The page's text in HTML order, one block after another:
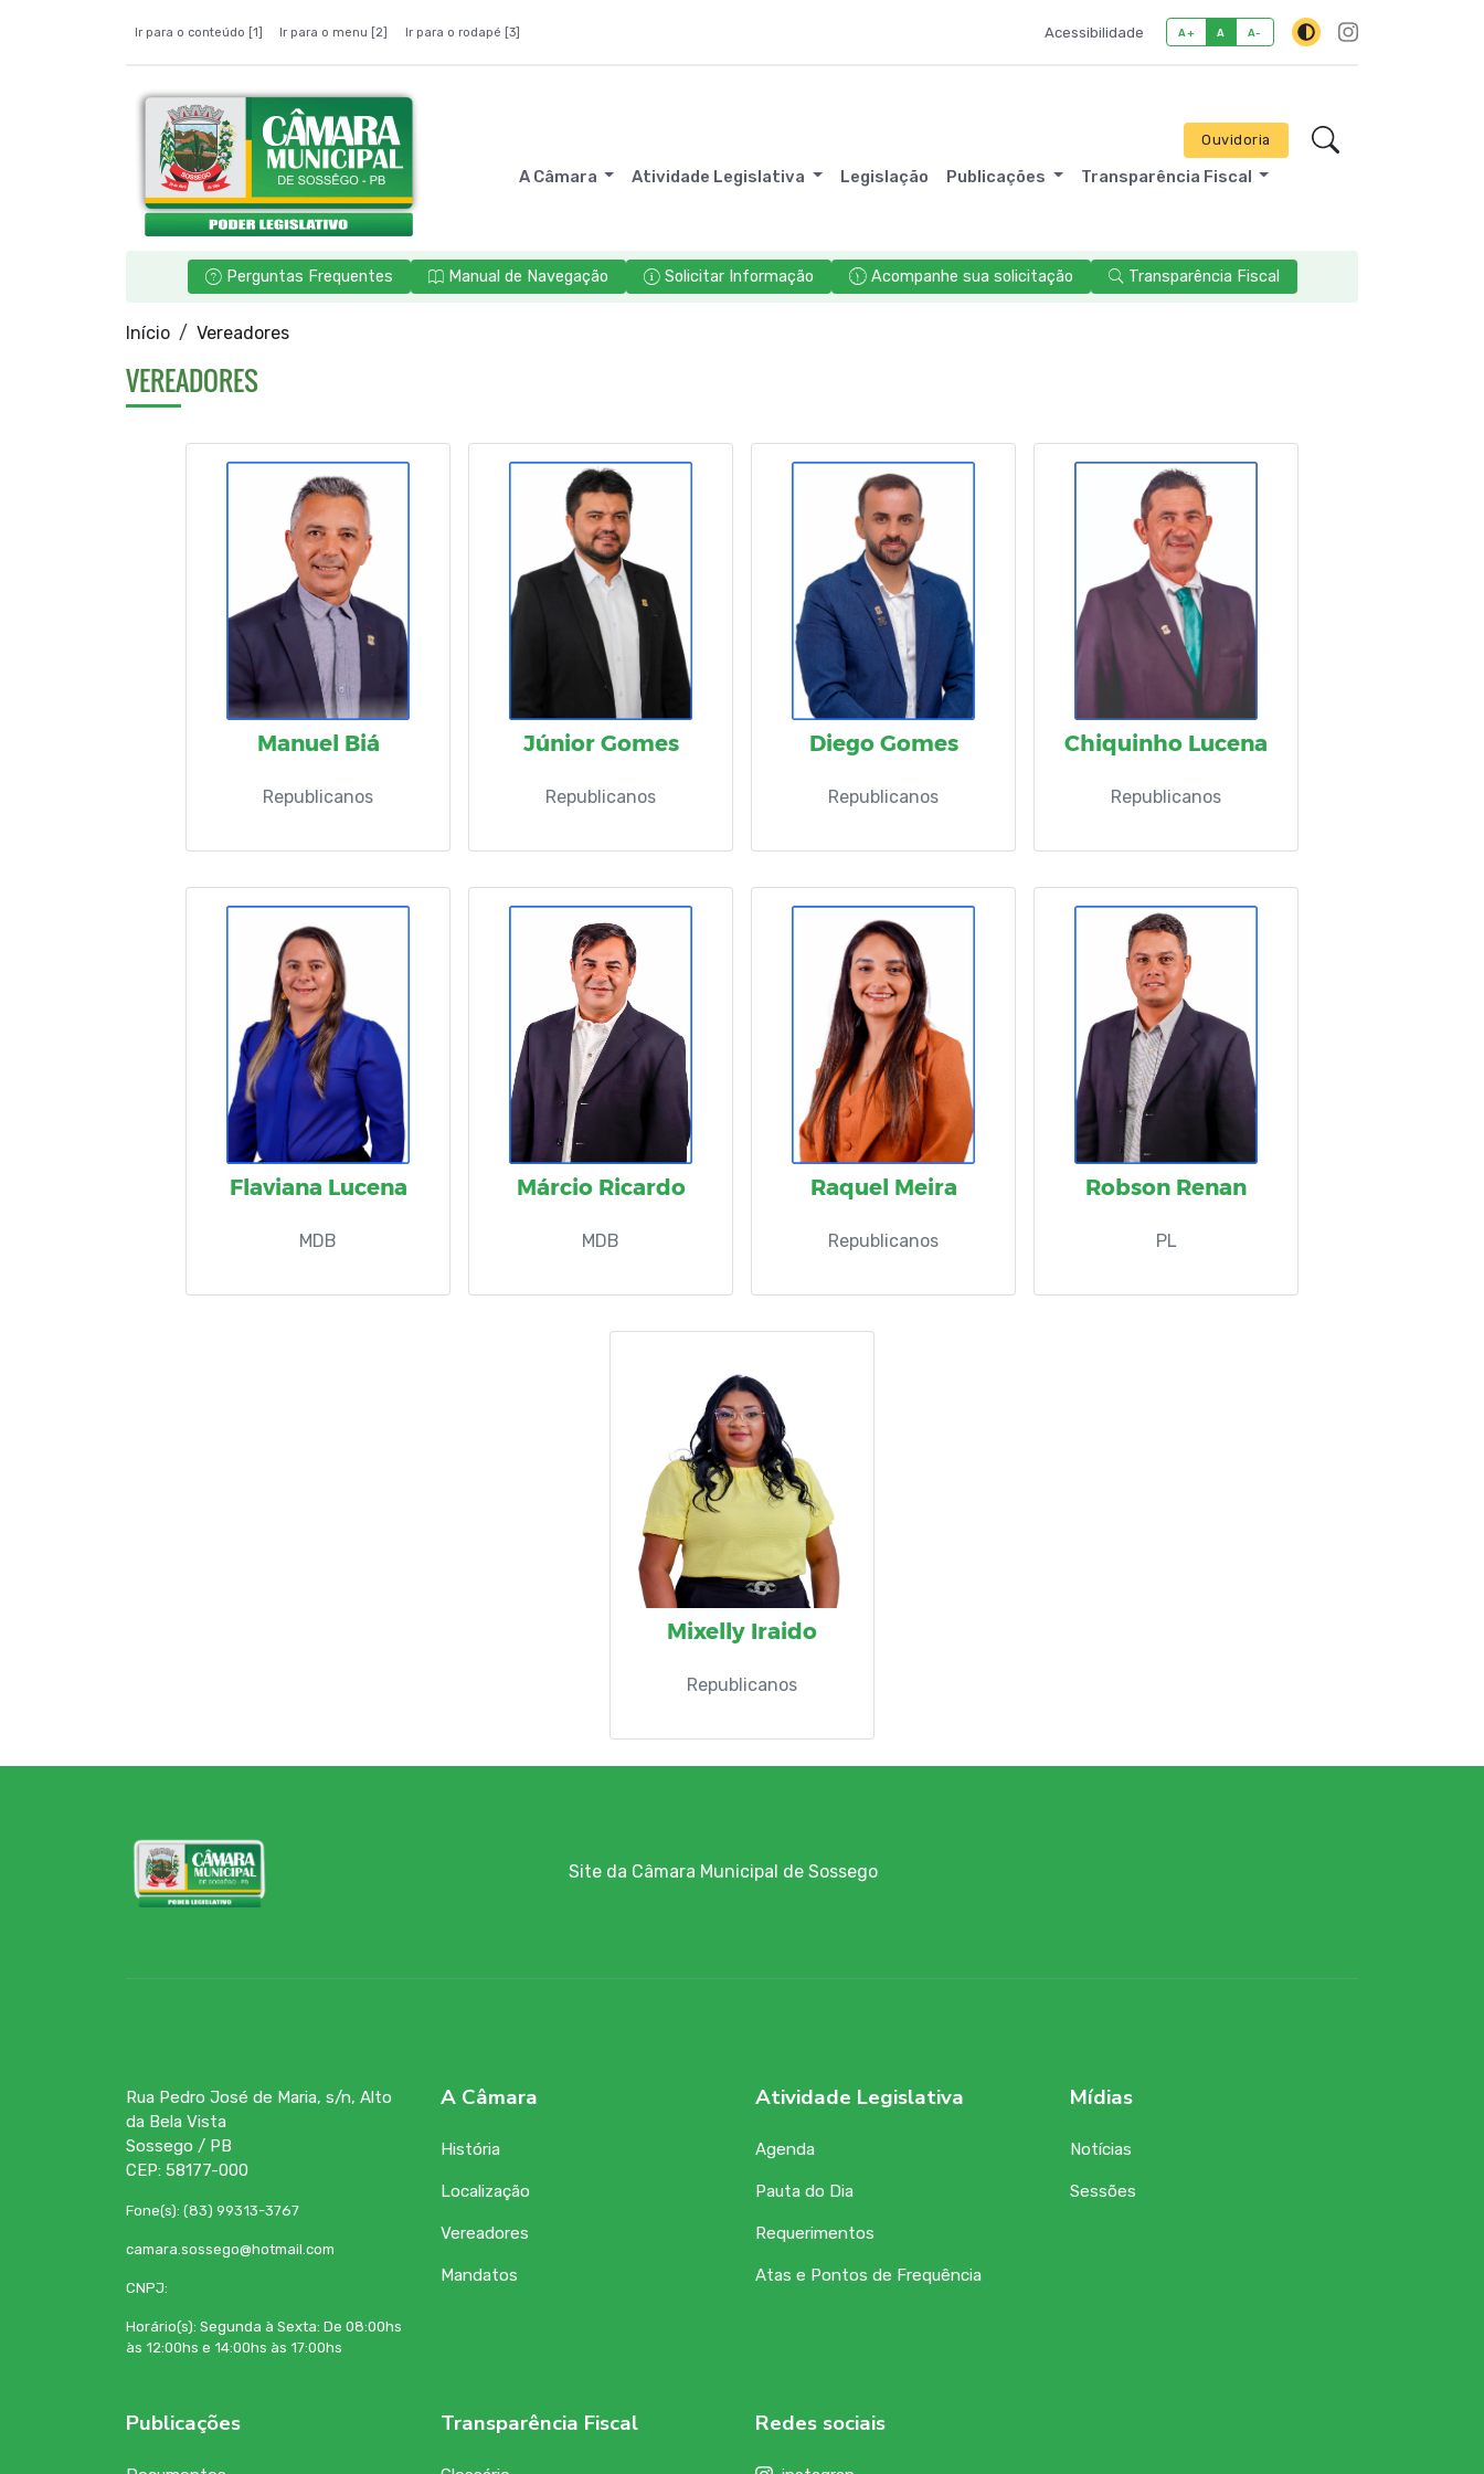
Ir para o conteúdo [1] Ir para o menu [2] Ir para o rodapé [3] Acessibilidade A+ A A-
A Câmara Atividade Legislativa Legislação Publicações Transparência Fiscal
Ouvidoria
Perguntas Frequentes Manual de Navegação Solicitar Informação Acompanhe sua solicitação Transparência Fiscal
Início Vereadores
VEREADORES
Manuel Biá
Republicanos
Júnior Gomes
Republicanos
Diego Gomes
Republicanos
Chiquinho Lucena
Republicanos
Flaviana Lucena
MDB
Márcio Ricardo
MDB
Raquel Meira
Republicanos
Robson Renan
PL
Mixelly Iraido
Republicanos
Site da Câmara Municipal de Sossego
Rua Pedro José de Maria, s/n, Alto
da Bela Vista
Sossego / PB
CEP: 58177-000
Fone(s): (83) 99313-3767
camara.sossego@hotmail.com
CNPJ:
Horário(s): Segunda à Sexta: De 08:00hs
às 12:00hs e 14:00hs às 17:00hs
A Câmara
História
Localização
Vereadores
Mandatos
Atividade Legislativa
Agenda
Pauta do Dia
Requerimentos
Atas e Pontos de Frequência
Mídias
Notícias
Sessões
Publicações Transparência Fiscal Redes sociais